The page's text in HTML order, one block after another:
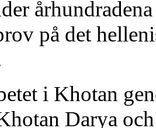
på det
i Khotan
Darya